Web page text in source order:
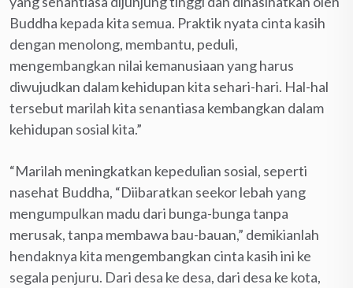
Buddha kepada kita semua. Praktik nyata cinta kasih
dengan menolong, membantu, peduli,
mengembangkan nilai kemanusiaan yang harus
diwujudkan dalam kehidupan kita sehari-hari. Hal-hal
tersebut marilah kita senantiasa kembangkan dalam
kehidupan sosial kita.”
“Marilah meningkatkan kepedulian sosial, seperti
nasehat Buddha, “Diibaratkan seekor lebah yang
mengumpulkan madu dari bunga-bunga tanpa
merusak, tanpa membawa bau-bauan,” demikianlah
hendaknya kita mengembangkan cinta kasih ini ke
segala penjuru. Dari desa ke desa, dari desa ke kota,